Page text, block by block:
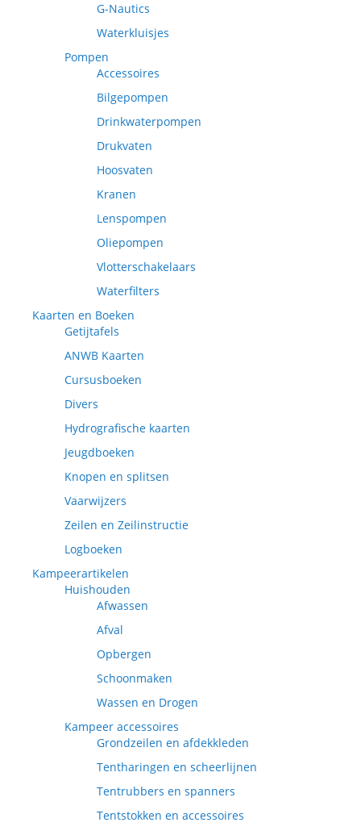
G-Nautics
Waterkluisjes
Pompen
Accessoires
Bilgepompen
Drinkwaterpompen
Drukvaten
Hoosvaten
Kranen
Lenspompen
Oliepompen
Vlotterschakelaars
Waterfilters
Kaarten en Boeken
Getijtafels
ANWB Kaarten
Cursusboeken
Divers
Hydrografische kaarten
Jeugdboeken
Knopen en splitsen
Vaarwijzers
Zeilen en Zeilinstructie
Logboeken
Kampeerartikelen
Huishouden
Afwassen
Afval
Opbergen
Schoonmaken
Wassen en Drogen
Kampeer accessoires
Grondzeilen en afdekkleden
Tentharingen en scheerlijnen
Tentrubbers en spanners
Tentstokken en accessoires